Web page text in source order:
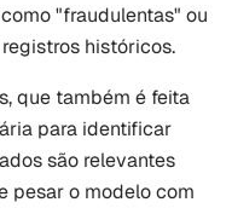
"fraudulentas" ou
históricos.
que também é feita
para identificar
são relevantes
pesar o modelo com